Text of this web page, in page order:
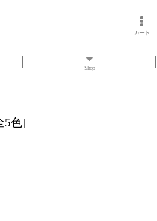
カート
Shop
5色]